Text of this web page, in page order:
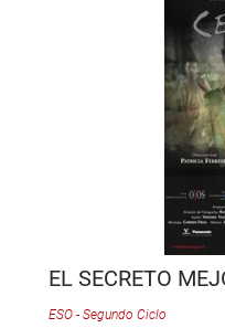
EL SECRETO
ESO - Segundo Ciclo